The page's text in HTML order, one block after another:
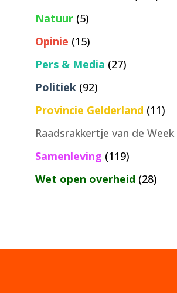
Natuur(5)
Opinie (15)
Pers & Media (27)
Politiek(92)
Provincie Gelderland (11)
Raadsrakkertje van de Week
Samenleving (119)
Wet open overheid (28)